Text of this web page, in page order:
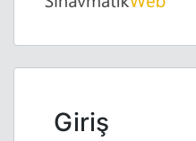
Giriş